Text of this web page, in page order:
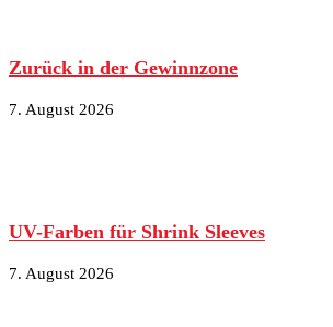
Zurück in der Gewinnzone
7. August 2026
UV-Farben für Shrink Sleeves
7. August 2026